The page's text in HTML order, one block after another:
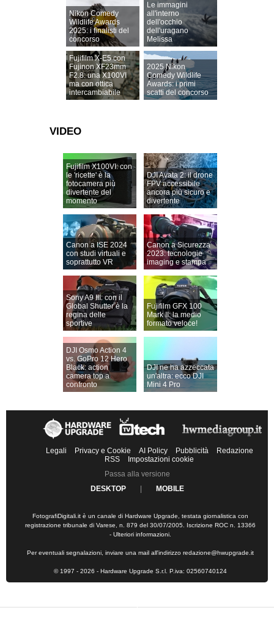
Nikon Comedy
Wildlife Awards
2025: i finalisti del
concorso
Le immagini
all'interno
dell'occhio
dell'uragano
Melissa
Fujifilm X-E5 con
Fujinon XF23mm
F2.8: una X100VI
ma con ottica
intercambiabile
2025 Nikon
Comedy Wildlife
Awards: i primi
scatti del concorso
VIDEO
Fujifilm X100VI: con
le 'ricette' è la
fotocamera più
divertente del
momento
DJI Avata 2: il drone
FPV accessibile
ancora più sicuro e
divertente
Canon a ISE 2024
con studi virtuali e
soprattutto VR
Canon a Sicurezza
2023: tecnologie
imaging e stampa
Sony A9 III: con il
Global Shutter è la
regina delle
sportive
Fujifilm GFX 100
Mark II: la medio
formato veloce!
DJI Osmo Action 4
vs. GoPro 12 Hero
Black: action
camera top a
confronto
DJI ne ha azzeccata
un'altra: ecco DJI
Mini 4 Pro
Legali Privacy e Cookie AI Policy Pubblicità
Redazione
RSS
Impostazioni cookie
Passa alla versione
DESKTOP
MOBILE
FotografiDigitali.it è un canale di Hardware Upgrade, testata giornalistica con
registrazione tribunale di Varese, n. 879 del 30/07/2005. Iscrizione ROC n. 13366
- Ulteriori informazioni.
Per eventuali segnalazioni, inviare una mail all'indirizzo redazione@hwupgrade.it
© 1997 - 2026 - Hardware Upgrade S.r.l. P.iva: 02560740124